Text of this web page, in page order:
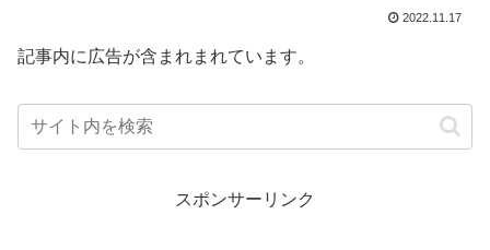
2022.11.17
記事内に広告が含まれまれています。
スポンサーリンク